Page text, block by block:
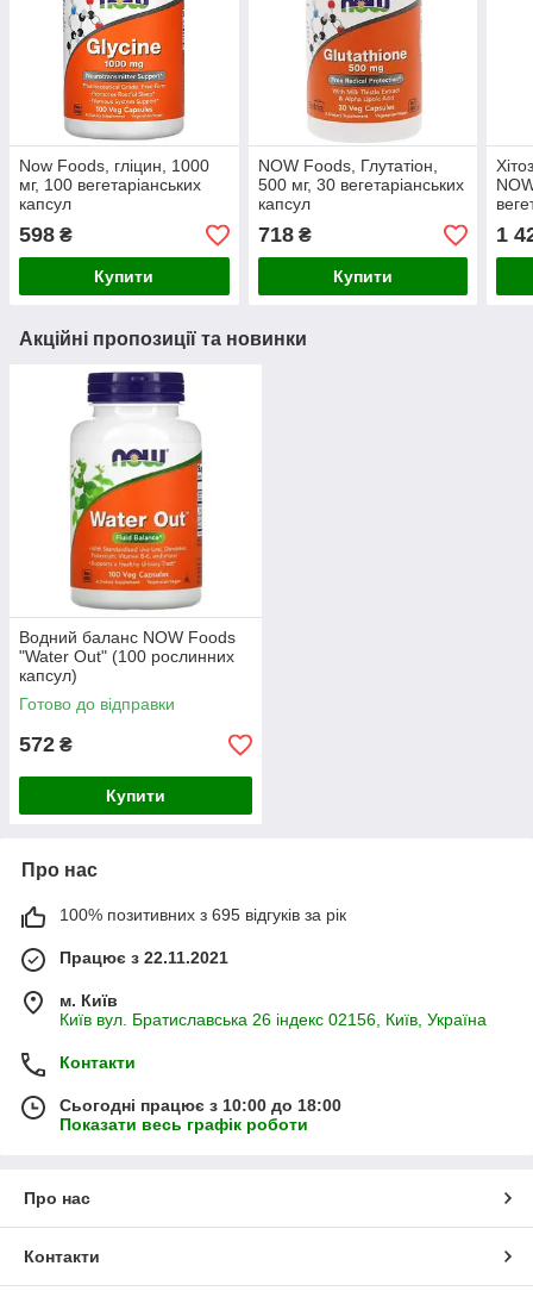
Now Foods, гліцин, 1000
мг, 100 вегетаріанських
капсул
598 ₴
Купити
NOW Foods, Глутатіон,
500 мг, 30 вегетаріанських
капсул
718₴
Купити
1
Акційні пропозиції та новинки
Водний баланс NOW Foods
"Water Out" (100 рослинних
капсул)
Готово до відправки
572 ₴
Купити
Про нас
100% позитивних з 695 відгуків за рік
Працює з 22.11.2021
м. Київ
Київ вул. Братиславська 26 індекс 02156, Київ, Україна
Контакти
Сьогодні працює з 10:00 до 18:00
Показати весь графік роботи
Про нас
Контакти